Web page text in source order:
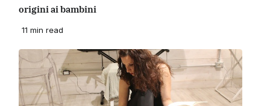
origini ai bambini
11 min read